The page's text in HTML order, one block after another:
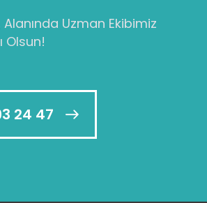
Alanında Uzman Ekibimiz
Olsun!
24 47